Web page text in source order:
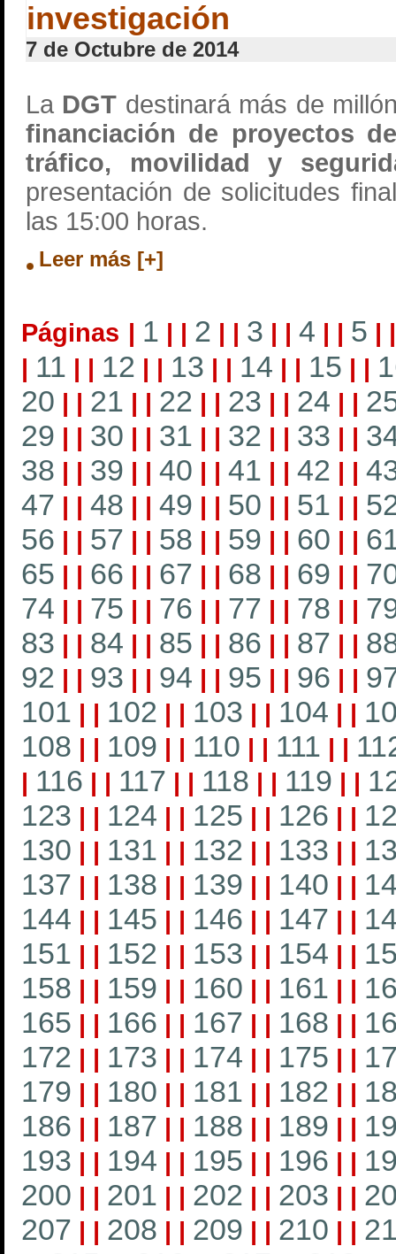
investigación
7 de Octubre de 2014
La DGT destinará más de
financiación de proyectos
tráfico, movilidad y
presentación de solicitudes
las 15:00 horas.
Leer más [+]
Páginas | 1 | | 2 | | 3 | | 4 | | 5 |
| 11 | | 12 | | 13 | | 14 | | 15 | |
20 | | 21 | | 22 | | 23 | | 24 | |
29 | | 30 | | 31 | | 32 | | 33 | |
38 | | 39 | | 40 | | 41 | | 42 | |
47 | | 48 | | 49 | | 50 | | 51 | |
56 | | 57 | | 58 | | 59 | | 60 | |
65 | | 66 | | 67 | | 68 | | 69 | |
74 | | 75 | | 76 | | 77 | | 78 | |
83 | | 84 | | 85 | | 86 | | 87 | |
92 | | 93 | | 94 | | 95 | | 96 | |
101 | | 102 | | 103 | | 104 | |
108 | | 109 | | 110 | | 111 | |
| 116 | | 117 | | 118 | | 119 | |
123 | | 124 | | 125 | | 126 | |
130 | | 131 | | 132 | | 133 | |
137 | | 138 | | 139 | | 140 | |
144 | | 145 | | 146 | | 147 | |
151 | | 152 | | 153 | | 154 | |
158 | | 159 | | 160 | | 161 | |
165 | | 166 | | 167 | | 168 | |
172 | | 173 | | 174 | | 175 | |
179 | | 180 | | 181 | | 182 | |
186 | | 187 | | 188 | | 189 | |
193 | | 194 | | 195 | | 196 | |
200 | | 201 | | 202 | | 203 | |
207 | | 208 | | 209 | | 210 | |